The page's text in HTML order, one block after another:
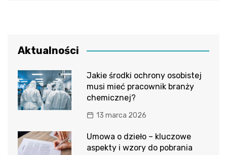
Aktualności
Jakie środki ochrony osobistej
musi mieć pracownik branży
chemicznej?
13 marca 2026
Umowa o dzieło – kluczowe
aspekty i wzory do pobrania